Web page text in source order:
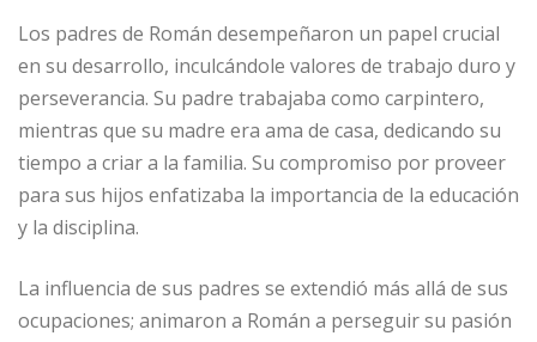
Los padres de Román desempeñaron un papel crucial
en su desarrollo, inculcándole valores de trabajo duro y
perseverancia. Su padre trabajaba como carpintero,
mientras que su madre era ama de casa, dedicando su
tiempo a criar a la familia. Su compromiso por proveer
para sus hijos enfatizaba la importancia de la educación
y la disciplina.
La influencia de sus padres se extendió más allá de sus
ocupaciones; animaron a Román a perseguir su pasión